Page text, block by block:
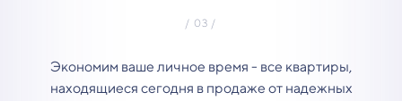
Экономим ваше личное время - все квартиры,
находящиеся сегодня в продаже от надежных